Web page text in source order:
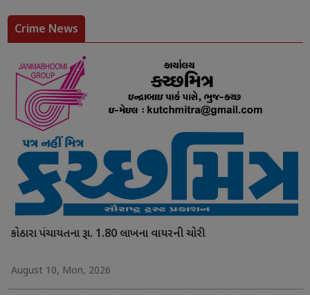
Crime News
કોઠારા પંચાયતના રૂા. 1.80 લાખના વાયરની ચોરી
August 10, Mon, 2026